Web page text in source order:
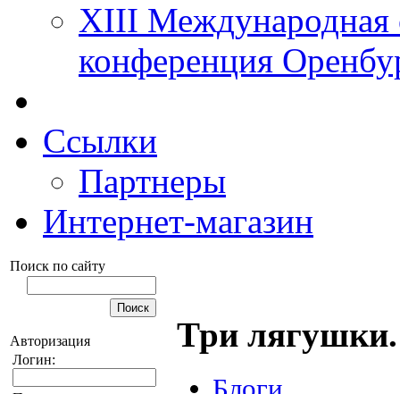
XIII Международная
конференция
Ссылки
Партнеры
Интернет-магазин
Поиск по сайту
Авторизация
Логин:
Три